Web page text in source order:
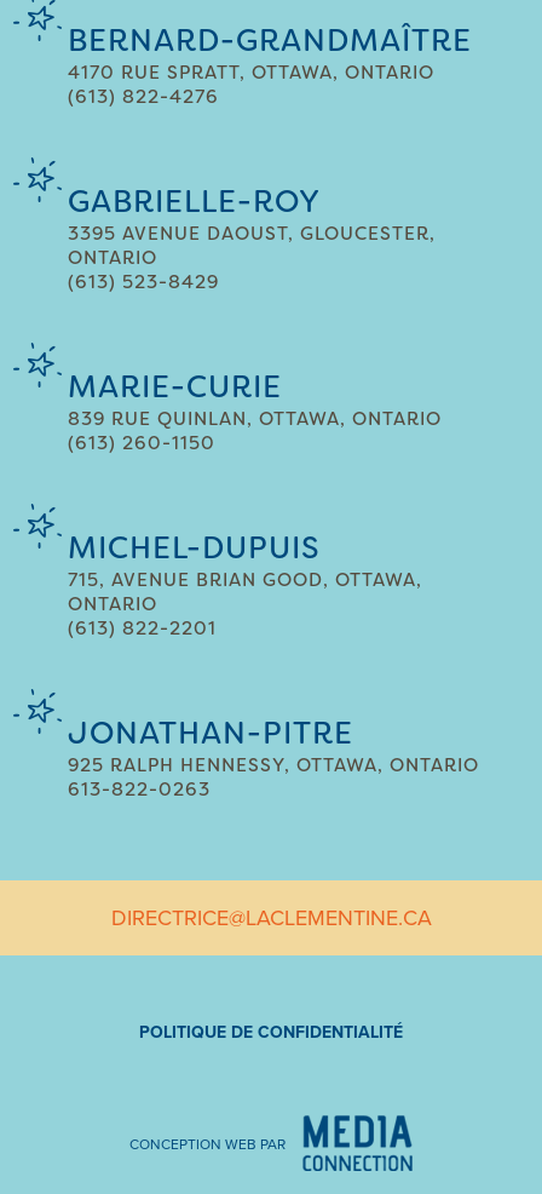
BERNARD-GRANDMAÎTRE
4170 RUE SPRATT, OTTAWA, ONTARIO
(613) 822-4276
GABRIELLE-ROY
3395 AVENUE DAOUST, GLOUCESTER,
ONTARIO
(613) 523-8429
MARIE-CURIE
839 RUE QUINLAN, OTTAWA, ONTARIO
(613) 260-1150
MICHEL-DUPUIS
715, AVENUE BRIAN GOOD, OTTAWA,
ONTARIO
(613) 822-2201
JONATHAN-PITRE
925 RALPH HENNESSY, OTTAWA, ONTARIO
613-822-0263
DIRECTRICE@LACLEMENTINE.CA
POLITIQUE DE CONFIDENTIALITÉ
CONCEPTION WEB PAR